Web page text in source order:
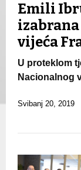
Emili
vijeća
U proteklom
Nacionalnog
Svibanj 20, 2019